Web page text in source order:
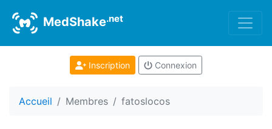
MedShake.net
Inscription Connexion
Accueil Membres fatoslocos